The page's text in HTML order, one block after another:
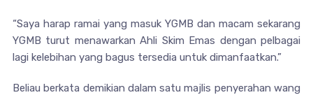
“Saya harap ramai yang masuk YGMB dan macam sekarang
YGMB turut menawarkan Ahli Skim Emas dengan pelbagai
lagi kelebihan yang bagus tersedia untuk dimanfaatkan.”
Beliau berkata demikian dalam satu majlis penyerahan wang